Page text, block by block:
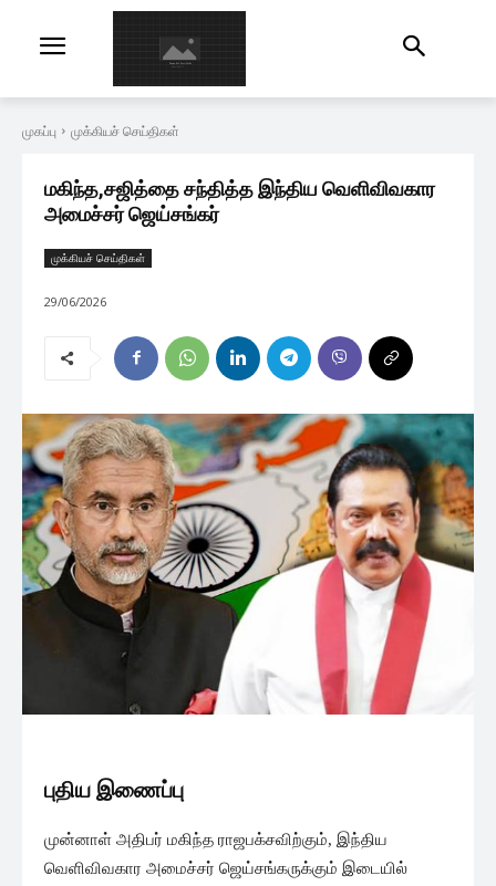
முகப்பு முக்கியச் செய்திகள்
மகிந்த,சஜித்தை சந்தித்த இந்திய வெளிவிவகார
அமைச்சர் ஜெய்சங்கர்
முக்கியச் செய்திகள்
29/06/2026
புதிய இணைப்பு
முன்னாள் அதிபர் மகிந்த ராஜபக்சவிற்கும், இந்திய
வெளிவிவகார அமைச்சர் ஜெய்சங்கருக்கும் இடையில்